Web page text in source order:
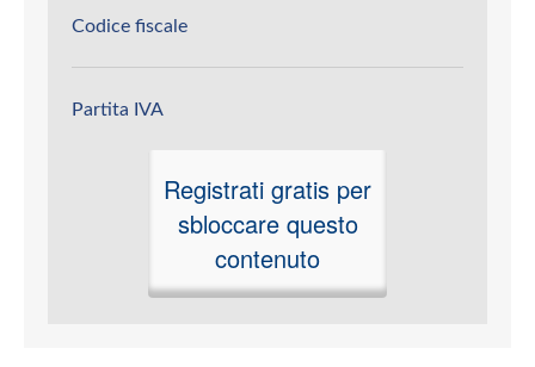
Codice fiscale
Partita IVA
Registrati gratis per
sbloccare questo
contenuto